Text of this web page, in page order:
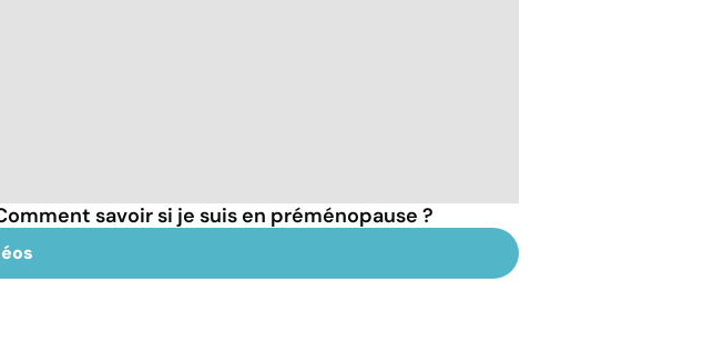
savoir si je suis en préménopause ?